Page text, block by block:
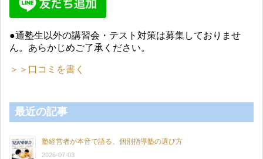
●通塾生以外の講習会・テスト対策は募集しておりませ
ん。あらかじめご了承ください。
＞＞口コミを書く
最近の記事
塾経営者が本音で語る、個別指導塾の選び方
2026-07-03